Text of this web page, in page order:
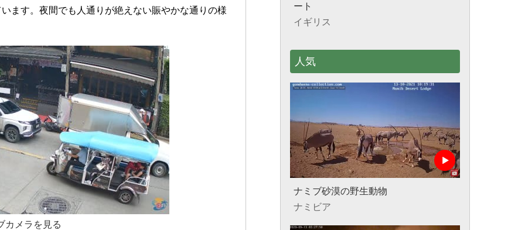
ます。夜間でも人通りが絶えない賑やかな通りの様
カメラを見る
ート
イギリス
人気
ナミブ砂漠の野生動物
ナミビア